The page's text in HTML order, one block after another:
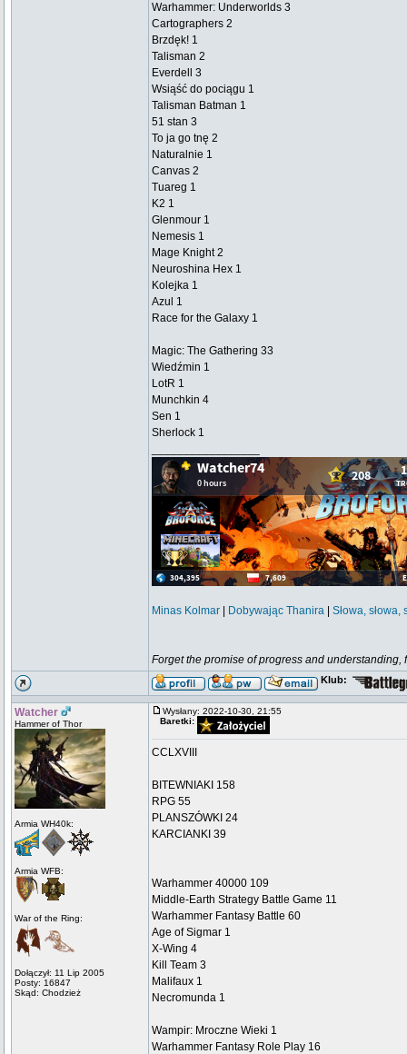
Warhammer: Underworlds 3
Cartographers 2
Brzdęk! 1
Talisman 2
Everdell 3
Wsiąść do pociągu 1
Talisman Batman 1
51 stan 3
To ja go tnę 2
Naturalnie 1
Canvas 2
Tuareg 1
K2 1
Glenmour 1
Nemesis 1
Mage Knight 2
Neuroshina Hex 1
Kolejka 1
Azul 1
Race for the Galaxy 1
Magic: The Gathering 33
Wiedźmin 1
LotR 1
Munchkin 4
Sen 1
Sherlock 1
Minas Kolmar Dobywając Thanira Słowa, słowa,
Forget the promise of progress and
Klub:
Watcher
Hammer of Thor
Armia WH40k:
Armia WFB:
War of the Ring:
Dołączył: 11 Lip 2005
Posty: 16847
Skąd: Chodzież
Wysłany: 2022-10-30, 21:55
Baretki:
CCLXVIII
BITEWNIAKI 158
RPG 55
PLANSZÓWKI 24
KARCIANKI 39
Warhammer 40000 109
Middle-Earth Strategy Battle Game 11
Warhammer Fantasy Battle 60
Age of Sigmar 1
X-Wing 4
Kill Team 3
Malifaux 1
Necromunda 1
Wampir: Mroczne Wieki 1
Warhammer Fantasy Role Play 16